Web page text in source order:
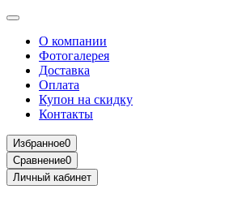
О компании
Фотогалерея
Доставка
Оплата
Купон на скидку
Контакты
Избранное0
Сравнение0
Личный кабинет